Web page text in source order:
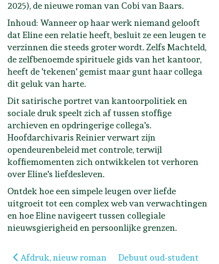
2025), de nieuwe roman van Cobi van Baars.
Inhoud: Wanneer op haar werk niemand gelooft
dat Eline een relatie heeft, besluit ze een leugen te
verzinnen die steeds groter wordt. Zelfs Machteld,
de zelfbenoemde spirituele gids van het kantoor,
heeft de 'tekenen' gemist maar gunt haar collega
dit geluk van harte.
Dit satirische portret van kantoorpolitiek en
sociale druk speelt zich af tussen stoffige
archieven en opdringerige collega's.
Hoofdarchivaris Reinier verwart zijn
opendeurenbeleid met controle, terwijl
koffiemomenten zich ontwikkelen tot verhoren
over Eline's liefdesleven.
Ontdek hoe een simpele leugen over liefde
uitgroeit tot een complex web van verwachtingen
en hoe Eline navigeert tussen collegiale
nieuwsgierigheid en persoonlijke grenzen.
Vorig artikel: Afdruk, nieuw roman Peter Brouwer
Afdruk, nieuw roman
Volgende artikel:
Debuut oud-student